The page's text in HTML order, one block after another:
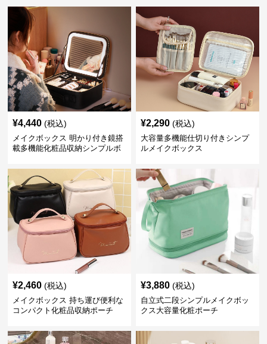
¥4,440 (税込)
メイクボックス 明かり付き鏡搭
載多機能化粧品収納シンプルボ
¥2,290 (税込)
大容量多機能仕切り付きシンプ
ルメイクボックス
¥2,460 (税込)
メイクボックス 持ち運び便利な
コンパクト化粧品収納ポーチ
¥3,880 (税込)
自立式二段シンプルメイクボッ
クス大容量化粧ポーチ